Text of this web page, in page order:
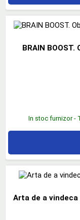
BRAIN
In stoc furnizor -
Arta de a